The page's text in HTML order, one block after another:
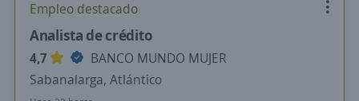
Empleo destacado
Analista de crédito
4,7
BANCO MUNDO MUJER
Sabanalarga, Atlántico